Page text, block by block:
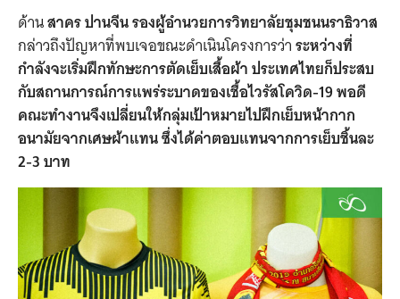
ด้านสาคร ปานจีน รองผู้อำนวยการวิทยาลัยชุมชนนราธิวาส
กล่าวถึงปัญหาที่พบเจอขณะดำเนินโครงการว่าระหว่างที่
กำลังจะเริ่มฝึกทักษะการตัดเย็บเสื้อผ้า ประเทศไทยก็ประสบ
กับสถานการณ์การแพร่ระบาดของเชื้อไวรัสโควิด-19 พอดี
คณะทำงานจึงเปลี่ยนให้กลุ่มเป้าหมายไปฝึกเย็บหน้ากาก
อนามัยจากเศษผ้าแทน ซึ่งได้ค่าตอบแทนจากการเย็บชิ้นละ
2-3 บาท